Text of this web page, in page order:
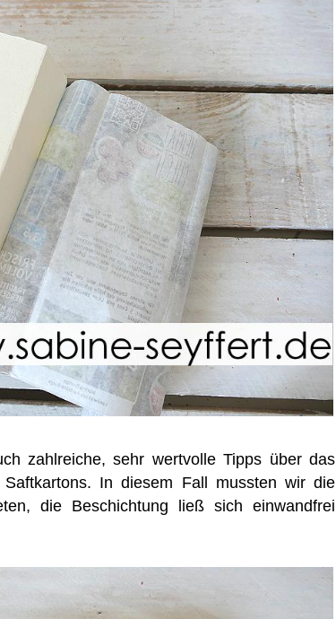
zahlreiche, sehr wertvolle Tipps über das
In diesem Fall mussten wir die
die Beschichtung ließ sich einwandfrei